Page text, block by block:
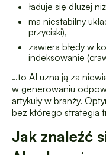
ładuje się dłużej
ma niestabilny
przyciski),
zawiera błędy w
indeksowanie
…to AI uzna ją za
w generowaniu
artykuły w branży.
bez którego strategia
Jak znaleźć